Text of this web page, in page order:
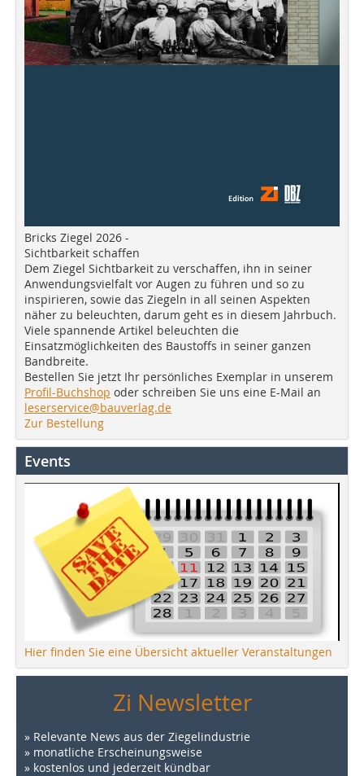
Bricks Ziegel 2026 -
Sichtbarkeit schaffen
Dem Ziegel Sichtbarkeit zu verschaffen, ihn in seiner
Anwendungsvielfalt vor Augen zu führen und so zu
inspirieren, sowie das Ziegeln in all seinen Aspekten
näher zu beleuchten, darum geht es in diesem Jahrbuch.
Viele spannende Artikel beleuchten die
Einsatzmöglichkeiten des Baustoffs in seiner ganzen
Bandbreite.
Bestellen Sie jetzt Ihr persönliches Exemplar in unserem
Profil-Buchshop oder schreiben Sie uns eine E-Mail an
leserservice@bauverlag.de
Zur Bestellung
Events
Hier finden Sie eine Übersicht aktueller Veranstaltungen
Zi Newsletter
» Relevante News aus der Ziegelindustrie
» monatliche Erscheinungsweise
» kostenlos und jederzeit kündbar